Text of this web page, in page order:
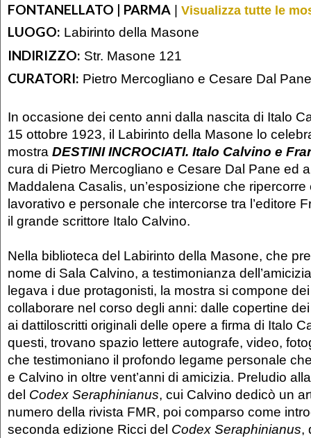
FONTANELLATO | PARMA | Visualizza tutte le
LUOGO: Labirinto della Masone
INDIRIZZO: Str. Masone 121
CURATORI: Pietro Mercogliano e Cesare Dal Pane
In occasione dei cento anni dalla nascita di Italo
15 ottobre 1923, il Labirinto della Masone lo
mostra DESTINI INCROCIATI. Italo Calvino e
cura di Pietro Mercogliano e Cesare Dal Pane ed
Maddalena Casalis, un’esposizione che
lavorativo e personale che intercorse tra l’editore
il grande scrittore Italo Calvino.
Nella biblioteca del Labirinto della Masone, che
nome di Sala Calvino, a testimonianza
legava i due protagonisti, la mostra si compone
collaborare nel corso degli anni: dalle copertine
ai dattiloscritti originali delle opere a firma di Italo
questi, trovano spazio lettere autografe, video,
che testimoniano il profondo legame personale
e Calvino in oltre vent’anni di amicizia. Preludio
del Codex Seraphinianus, cui Calvino dedicò un
numero della rivista FMR, poi comparso come
seconda edizione Ricci del Codex Seraphinianus,